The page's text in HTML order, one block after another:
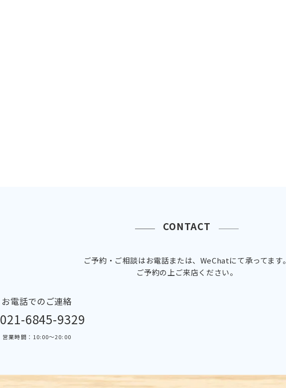
CONTACT
ご予約・ご相談はお電話または、WeChatにて承ってます。
ご予約の上ご来店ください。
お電話でのご連絡
021-6845-9329
営業時間：10:00～20:00